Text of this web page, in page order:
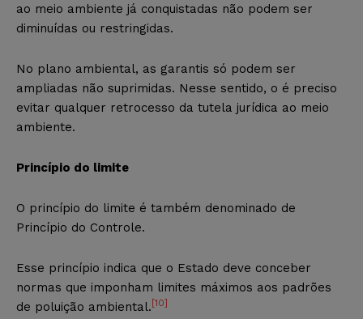
ao meio ambiente já conquistadas não podem ser
diminuídas ou restringidas.
No plano ambiental, as garantis só podem ser
ampliadas não suprimidas. Nesse sentido, o é preciso
evitar qualquer retrocesso da tutela jurídica ao meio
ambiente.
Princípio do limite
O princípio do limite é também denominado de
Princípio do Controle.
Esse princípio indica que o Estado deve conceber
normas que imponham limites máximos aos padrões
de poluição ambiental. [10]